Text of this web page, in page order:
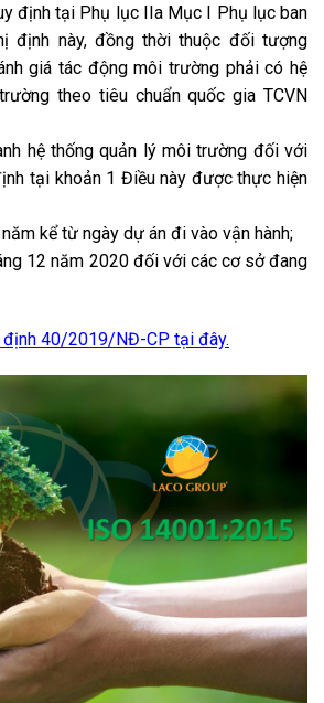
định tại Phụ lục IIa Mục I Phụ lục ban
định này, đồng thời thuộc đối tượng
giá tác động môi trường phải có hệ
theo tiêu chuẩn quốc gia TCVN
hệ thống quản lý môi trường đối với
tại khoản 1 Điều này được thực hiện
kể từ ngày dự án đi vào vận hành;
12 năm 2020 đối với các cơ sở đang
định 40/2019/NĐ-CP tại đây.